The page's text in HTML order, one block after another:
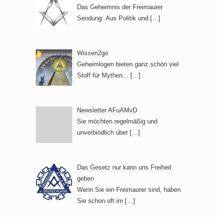
Das Geheimnis der Freimaurer
Sendung: Aus Politik und […]
Wissen2go
Geheimlogen bieten ganz schön viel
Stoff für Mythen... […]
Newsletter AFuAMvD
Sie möchten regelmäßig und
unverbindlich über […]
Das Gesetz nur kann uns Freiheit
geben
Wenn Sie ein Freimaurer sind, haben
Sie schon oft im […]